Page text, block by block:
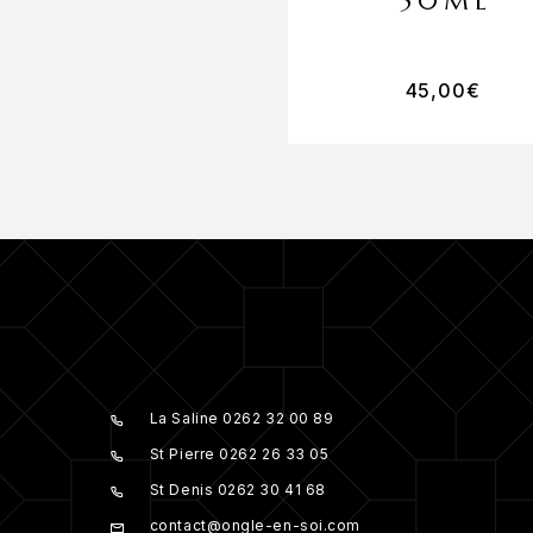
45,00€
La Saline 0262 32 00 89
St Pierre 0262 26 33 05
St Denis 0262 30 41 68
contact@ongle-en-soi.com